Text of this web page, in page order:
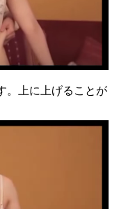
。上に上げることが